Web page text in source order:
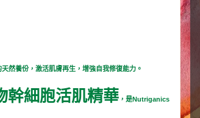
然養份，激活肌膚再生，增強自我修復能力。
細胞活肌精華 ，是Nutriganics